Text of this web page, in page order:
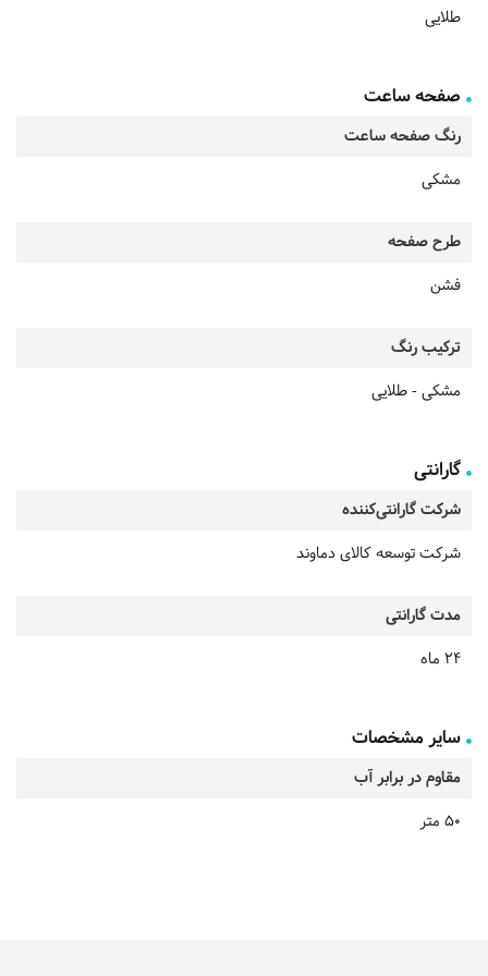
طلایی
صفحه ساعت
رنگ صفحه ساعت
مشکی
طرح صفحه
فشن
ترکیب رنگ
مشکی - طلایی
گارانتی
شرکت گارانتی‌کننده
شرکت توسعه کالای دماوند
مدت گارانتی
24 ماه
سایر مشخصات
مقاوم در برابر آب
50 متر